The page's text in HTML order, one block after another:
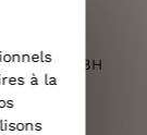
10H À 18H
à la